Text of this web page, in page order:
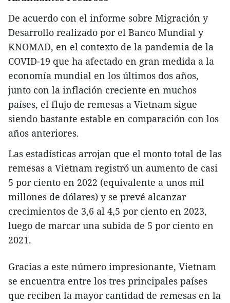
De acuerdo con el informe sobre Migración y
Desarrollo realizado por el Banco Mundial y
KNOMAD, en el contexto de la pandemia de la
COVID-19 que ha afectado en gran medida a la
economía mundial en los últimos dos años,
junto con la inflación creciente en muchos
países, el flujo de remesas a Vietnam sigue
siendo bastante estable en comparación con los
años anteriores.
Las estadísticas arrojan que el monto total de las
remesas a Vietnam registró un aumento de casi
5 por ciento en 2022 (equivalente a unos mil
millones de dólares) y se prevé alcanzar
crecimientos de 3,6 al 4,5 por ciento en 2023,
luego de marcar una subida de 5 por ciento en
2021.
Gracias a este número impresionante, Vietnam
se encuentra entre los tres principales países
que reciben la mayor cantidad de remesas en la